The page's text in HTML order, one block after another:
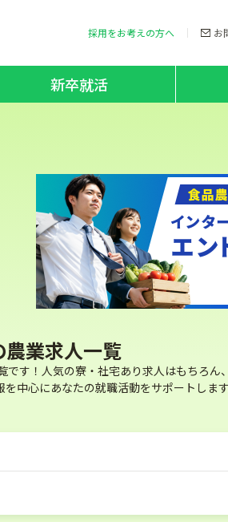
採用をお考えの方へ お
新卒就活
業求人一覧
です！人気の寮・社宅あり求人はもちろ
中心にあなたの就職活動をサポートし